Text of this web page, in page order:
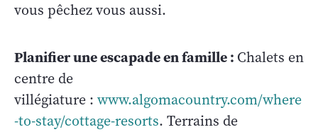
vous pêchez vous aussi.
Planifier une escapade en famille : Chalets en
centre de
villégiature : www.algomacountry.com/where
-to-stay/cottage-resorts. Terrains de